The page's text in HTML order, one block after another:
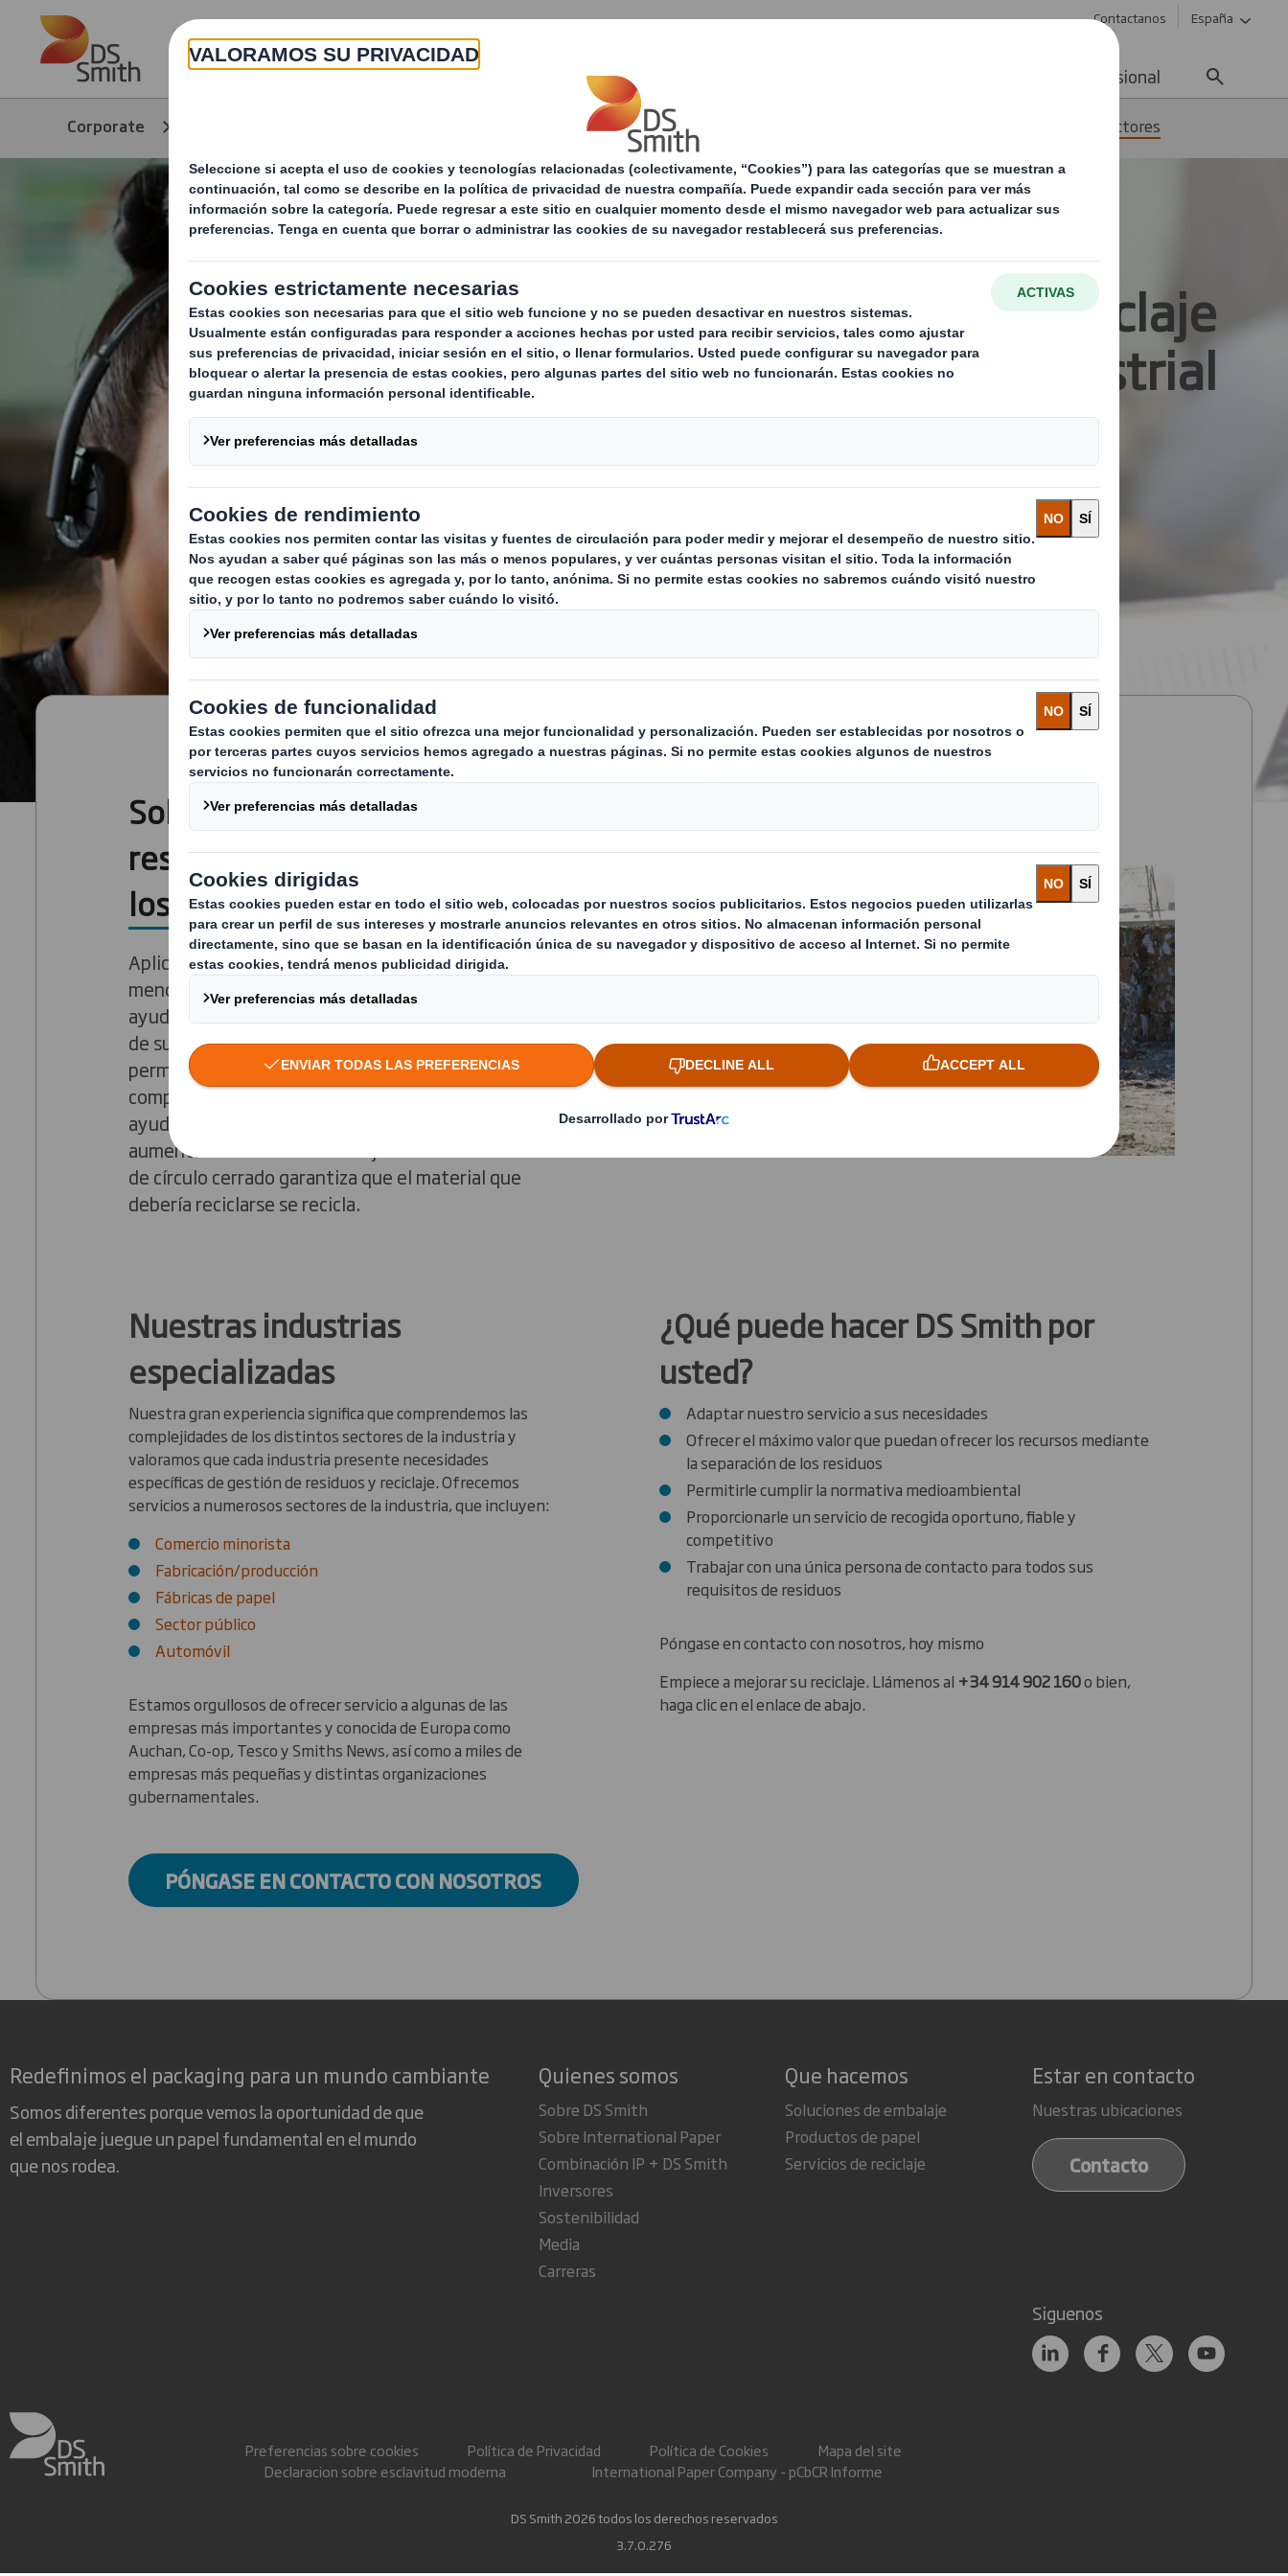
Skip to main content Contactanos España
Acerca de Productos y servicios Carrera profesional
Corporate Servicios de Reciclaje Soluciones para la gestión de residuos y reciclaje para todos los sectores
Soluciones de reciclaje
industrial
Soluciones para la gestión de
residuos y reciclaje para todos
los sectores
Aplicando lo que nosotros llamamos ‘El poder de
menos’, DS Smith es una empresa especializada en
ayudar a las empresas a maximizar la rentabilidad
de su reciclaje. Proporcionamos soluciones que
permiten reducir los residuos, los costes y las
complejidades. Llevamos más de 40 años
ayudando a empresas de distintas industrias a
aumentar sus tasas de reciclaje. Nuestro modelo
de círculo cerrado garantiza que el material que
debería reciclarse se recicla.
Nuestras industrias
especializadas
Nuestra gran experiencia significa que comprendemos las
complejidades de los distintos sectores de la industria y
valoramos que cada industria presente necesidades
específicas de gestión de residuos y reciclaje. Ofrecemos
servicios a numerosos sectores de la industria, que incluyen:
Comercio minorista
Fabricación/producción
Fábricas de papel
Sector público
Automóvil
Estamos orgullosos de ofrecer servicio a algunas de las
empresas más importantes y conocida de Europa como
Auchan, Co-op, Tesco y Smiths News, así como a miles de
empresas más pequeñas y distintas organizaciones
gubernamentales.
¿Qué puede hacer DS Smith por
usted?
Adaptar nuestro servicio a sus necesidades
Ofrecer el máximo valor que puedan ofrecer los recursos mediante
la separación de los residuos
Permitirle cumplir la normativa medioambiental
Proporcionarle un servicio de recogida oportuno, fiable y
competitivo
Trabajar con una única persona de contacto para todos sus
requisitos de residuos
Póngase en contacto con nosotros, hoy mismo
Empiece a mejorar su reciclaje. Llámenos al +34 914 902 160o bien,
haga clic en el enlace de abajo.
PÓNGASE EN CONTACTO CON NOSOTROS
Redefinimos el packaging para un mundo cambiante
Somos diferentes porque vemos la oportunidad de que
el embalaje juegue un papel fundamental en el mundo
que nos rodea.
Quienes somos
Sobre DS Smith
Sobre International Paper
Combinación IP + DS Smith
Inversores
Sostenibilidad
Media
Carreras
Que hacemos
Soluciones de embalaje
Productos de papel
Servicios de reciclaje
Estar en contacto
Nuestras ubicaciones
Contacto
Siguenos
Preferencias sobre cookies Política de Privacidad Política de Cookies
Mapa del site
Declaracion sobre esclavitud moderna
International Paper Company - pCbCR Informe
DS Smith 2026 todos los derechos reservados
3.7.0.276